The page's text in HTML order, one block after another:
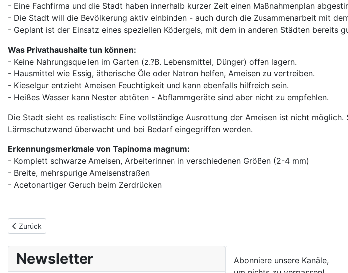
- Eine Fachfirma und die Stadt haben innerhalb kurzer Zeit einen Maßnahmenplan
- Die Stadt will die Bevölkerung aktiv einbinden - auch durch die Zusammenarbeit mit
- Geplant ist der Einsatz eines speziellen Ködergels, mit dem in anderen Städten bereits
Was Privathaushalte tun können:
- Keine Nahrungsquellen im Garten (z.?B. Lebensmittel, Dünger) offen lagern.
- Hausmittel wie Essig, ätherische Öle oder Natron helfen, Ameisen zu vertreiben.
- Kieselgur entzieht Ameisen Feuchtigkeit und kann ebenfalls hilfreich sein.
- Heißes Wasser kann Nester abtöten - Abflammgeräte sind aber nicht zu empfehlen.
Die Stadt sieht es realistisch: Eine vollständige Ausrottung der Ameisen ist nicht
Lärmschutzwand überwacht und bei Bedarf eingegriffen werden.
Erkennungsmerkmale von Tapinoma magnum:
- Komplett schwarze Ameisen, Arbeiterinnen in verschiedenen Größen (2-4 mm)
- Breite, mehrspurige Ameisenstraßen
- Acetonartiger Geruch beim Zerdrücken
Vorheriger Beitrag: Neue „Spieli-Kiste“ am Spielplatz am Finkenweg
Zurück
Newsletter
Abonniere unsere Kanäle,